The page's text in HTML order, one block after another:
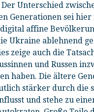
Der Unterschied
Generationen sei
affine
Ukraine ablehnend
zeige auch die
und Russen
haben. Die ältere
stärker durch die
und stehe zu